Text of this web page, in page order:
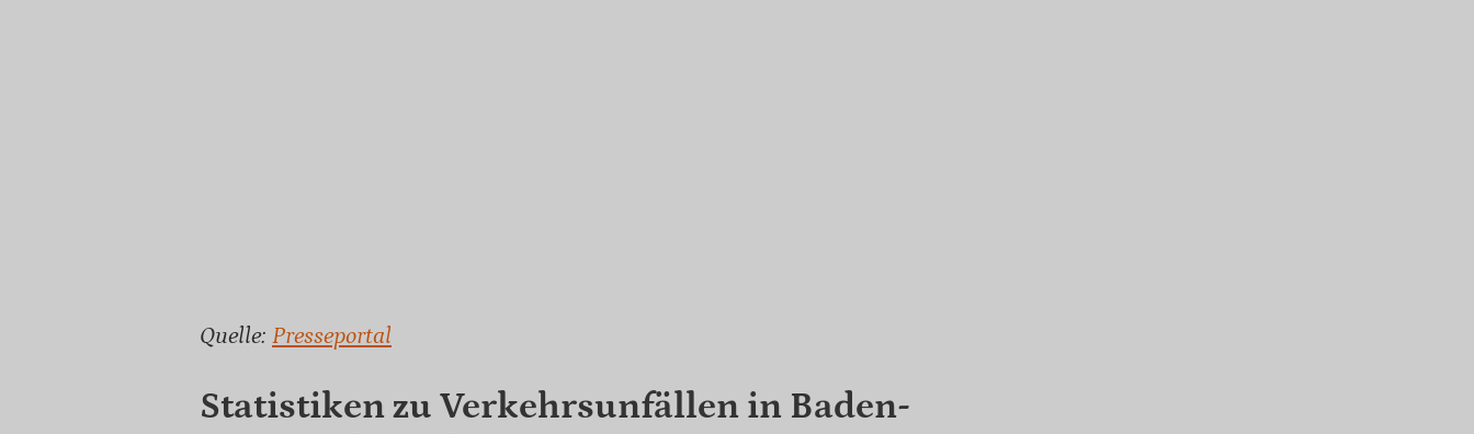
Quelle: Presseportal
Statistiken zu Verkehrsunfällen in Baden-